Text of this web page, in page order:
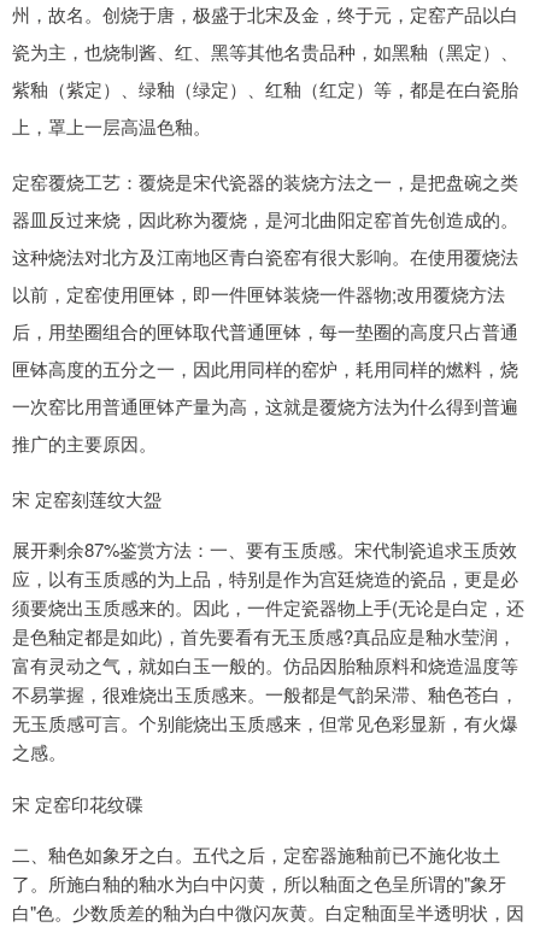
州，故名。创烧于唐，极盛于北宋及金，终于元，定窑产品以白
瓷为主，也烧制酱、红、黑等其他名贵品种，如黑釉（黑定）、
紫釉（紫定）、绿釉（绿定）、红釉（红定）等，都是在白瓷胎
上，罩上一层高温色釉。
定窑覆烧工艺：覆烧是宋代瓷器的装烧方法之一，是把盘碗之类
器皿反过来烧，因此称为覆烧，是河北曲阳定窑首先创造成的。
这种烧法对北方及江南地区青白瓷窑有很大影响。在使用覆烧法
以前，定窑使用匣钵，即一件匣钵装烧一件器物;改用覆烧方法
后，用垫圈组合的匣钵取代普通匣钵，每一垫圈的高度只占普通
匣钵高度的五分之一，因此用同样的窑炉，耗用同样的燃料，烧
一次窑比用普通匣钵产量为高，这就是覆烧方法为什么得到普遍
推广的主要原因。
宋 定窑刻莲纹大盌
展开剩余87%鉴赏方法：一、要有玉质感。宋代制瓷追求玉质效
应，以有玉质感的为上品，特别是作为宫廷烧造的瓷品，更是必
须要烧出玉质感来的。因此，一件定瓷器物上手(无论是白定，还
是色釉定都是如此)，首先要看有无玉质感?真品应是釉水莹润，
富有灵动之气，就如白玉一般的。仿品因胎釉原料和烧造温度等
不易掌握，很难烧出玉质感来。一般都是气韵呆滞、釉色苍白，
无玉质感可言。个别能烧出玉质感来，但常见色彩显新，有火爆
之感。
宋 定窑印花纹碟
二、釉色如象牙之白。五代之后，定窑器施釉前已不施化妆土
了。所施白釉的釉水为白中闪黄，所以釉面之色呈所谓的"象牙
白"色。少数质差的釉为白中微闪灰黄。白定釉面呈半透明状，因